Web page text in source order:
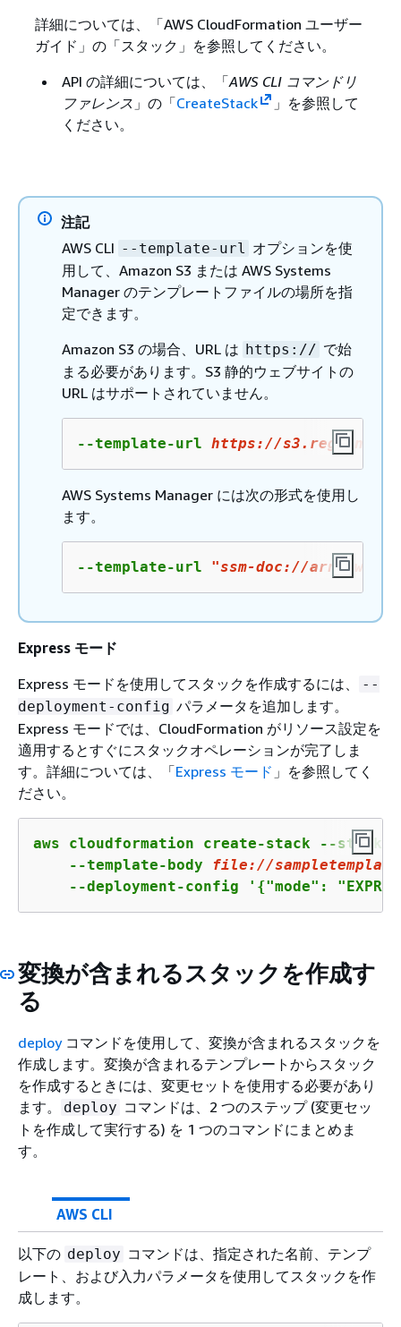
詳細については、「AWS CloudFormation ユーザー
ガイド」の「スタック」を参照してください。
API の詳細については、「AWS CLI コマンドリ
ファレンス 」の「CreateStack
」を参照して
ください。
注記
AWS CLI --template-url オプションを使
用して、Amazon S3 または AWS Systems
Manager のテンプレートファイルの場所を指
定できます。
Amazon S3 の場合、URL は https:// で始
まる必要があります。S3 静的ウェブサイトの
URL はサポートされていません。
--template-url https://s3.region-
AWS Systems Manager には次の形式を使用し
ます。
--template-url "ssm-doc://
Express モード
Express モードを使用してスタックを作成するには、
--
deployment-config パラメータを追加します。
Express モードでは、CloudFormation がリソース設定を
適用するとすぐにスタックオペレーションが完了しま
す。詳細については、「Express モード 」を参照してく
ださい。
aws cloudformation create-stack --stack-
    --template-body
file://
    --deployment-config '
{"mode":
変換が含まれるスタックを作成す
る
deployコマンドを使用して、変換が含まれるスタックを
作成します。変換が含まれるテンプレートからスタック
を作成するときには、変更セットを使用する必要があり
ます。
deploy コマンドは、2 つのステップ (変更セッ
トを作成して実行する) を 1 つのコマンドにまとめま
す。
AWS CLI
以下の deploy コマンドは、指定された名前、テンプ
レート、および入力パラメータを使用してスタックを作
成します。